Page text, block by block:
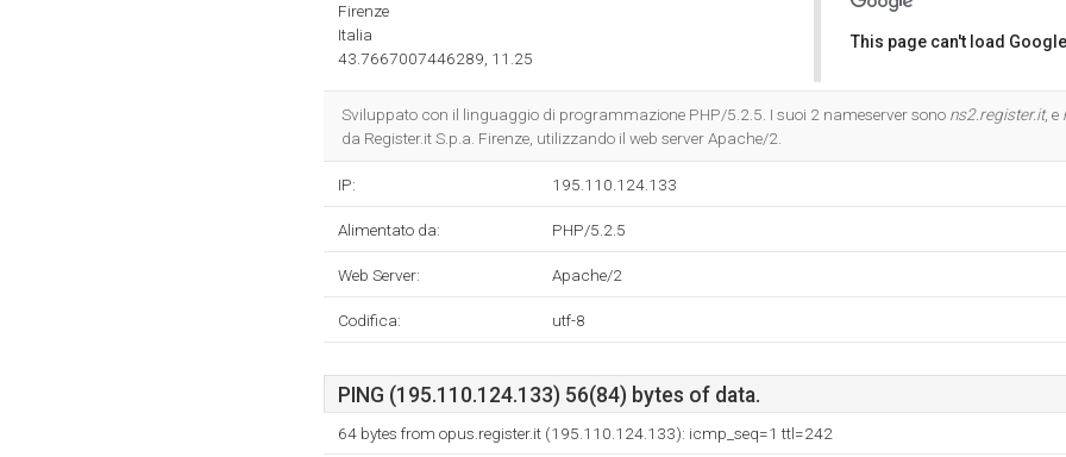
Firenze
Italia
43.7667007446289, 11.25
This page can't load
Sviluppato con il linguaggio di programmazione PHP/5.2.5. I suoi 2 nameserver sono ns2.register.it, e
da Register.it S.p.a. Firenze, utilizzando il web server Apache/2.
IP: 195.110.124.133
Alimentato da: PHP/5.2.5
Web Server: Apache/2
Codifica: utf-8
PING (195.110.124.133) 56(84) bytes of data.
64 bytes from opus.register.it (195.110.124.133): icmp_seq=1 ttl=242